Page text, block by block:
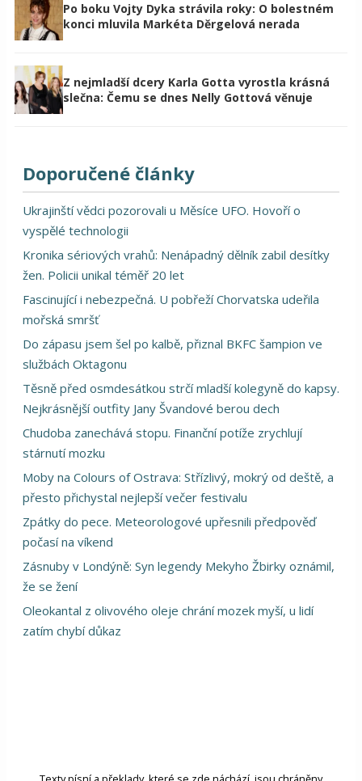
Po boku Vojty Dyka strávila roky: O bolestném
konci mluvila Markéta Děrgelová nerada
Z nejmladší dcery Karla Gotta vyrostla krásná
slečna: Čemu se dnes Nelly Gottová věnuje
Doporučené články
Ukrajinští vědci pozorovali u Měsíce UFO. Hovoří o
vyspělé technologii
Kronika sériových vrahů: Nenápadný dělník zabil desítky
žen. Policii unikal téměř 20 let
Fascinující i nebezpečná. U pobřeží Chorvatska udeřila
mořská smršť
Do zápasu jsem šel po kalbě, přiznal BKFC šampion ve
službách Oktagonu
Těsně před osmdesátkou strčí mladší kolegyně do kapsy.
Nejkrásnější outfity Jany Švandové berou dech
Chudoba zanechává stopu. Finanční potíže zrychlují
stárnutí mozku
Moby na Colours of Ostrava: Střízlivý, mokrý od deště, a
přesto přichystal nejlepší večer festivalu
Zpátky do pece. Meteorologové upřesnili předpověď
počasí na víkend
Zásnuby v Londýně: Syn legendy Mekyho Žbirky oznámil,
že se žení
Oleokantal z olivového oleje chrání mozek myší, u lidí
zatím chybí důkaz